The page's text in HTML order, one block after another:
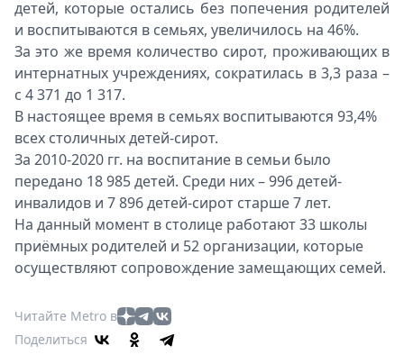
детей, которые остались без попечения родителей
и воспитываются в семьях, увеличилось на 46%.
За это же время количество сирот, проживающих в
интернатных учреждениях, сократилась в 3,3 раза –
с 4 371 до 1 317.
В настоящее время в семьях воспитываются 93,4%
всех столичных детей-сирот.
За 2010-2020 гг. на воспитание в семьи было
передано 18 985 детей. Среди них – 996 детей-
инвалидов и 7 896 детей-сирот старше 7 лет.
На данный момент в столице работают 33 школы
приёмных родителей и 52 организации, которые
осуществляют сопровождение замещающих семей.
Читайте Metro в
Поделиться